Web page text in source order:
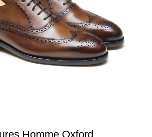
Homme Oxford